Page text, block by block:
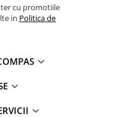
cu promotiile
in Politica de